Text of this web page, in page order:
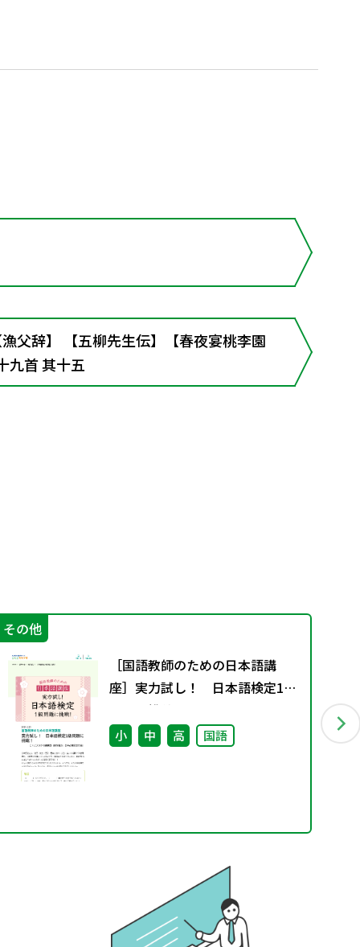
父辞】 【五柳先生伝】【春夜宴桃李園
九首 其十五
その他
［国語教師のための日本語講
座］実力試し！ 日本語検定1級
問題に挑戦！
小 中 高 国語